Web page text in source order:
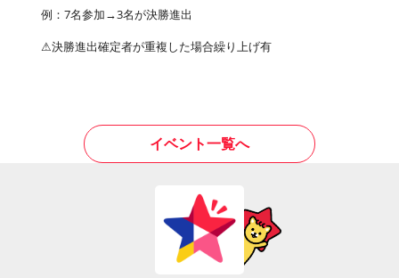
例：7名参加→3名が決勝進出
⚠︎決勝進出確定者が重複した場合繰り上げ有
イベント一覧へ